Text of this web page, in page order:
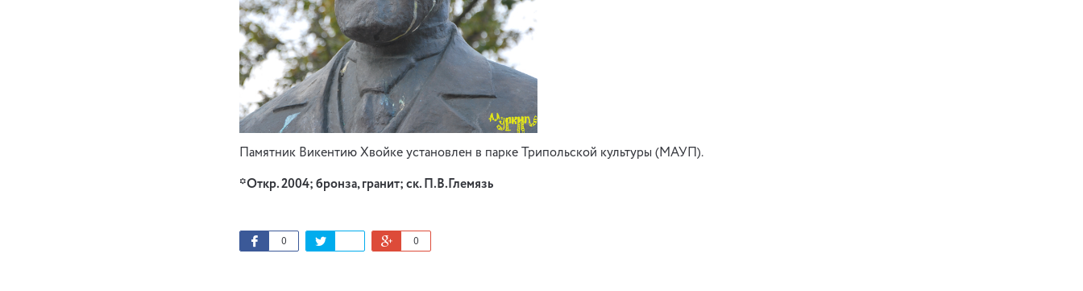
Памятник Викентию Хвойке установлен в парке Трипольской культуры (МАУП).
*Откр. 2004; бронза, гранит; ск. П.В.Глемязь
0 0